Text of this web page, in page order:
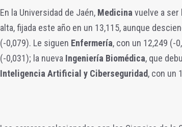
En la Universidad de Jaén, Medicina vuelve a
alta, fijada este año en un 13,115, aunque
(-0,079). Le siguen Enfermería, con un 12,249 (-
(-0,031); la nueva Ingeniería Biomédica, que
Inteligencia Artificial y Ciberseguridad, con un